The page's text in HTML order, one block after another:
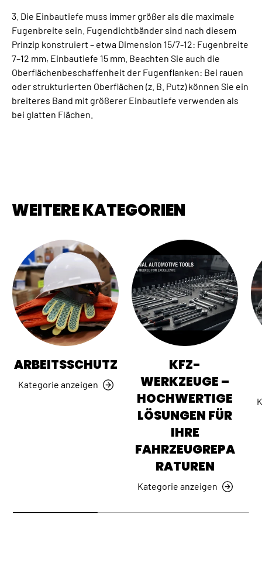
3. Die Einbautiefe muss immer größer als die maximale
Fugenbreite sein. Fugendichtbänder sind nach diesem
Prinzip konstruiert – etwa Dimension 15/7-12: Fugenbreite
7–12 mm, Einbautiefe 15 mm. Beachten Sie auch die
Oberflächenbeschaffenheit der Fugenflanken: Bei rauen
oder strukturierten Oberflächen (z. B. Putz) können Sie ein
breiteres Band mit größerer Einbautiefe verwenden als
bei glatten Flächen.
WEITERE KATEGORIEN
ARBEITSSCHUTZ
Kategorie anzeigen
KFZ-
WERKZEUGE –
HOCHWERTIGE
LÖSUNGEN FÜR
IHRE
FAHRZEUGREPA
RATUREN
Kategorie anzeigen